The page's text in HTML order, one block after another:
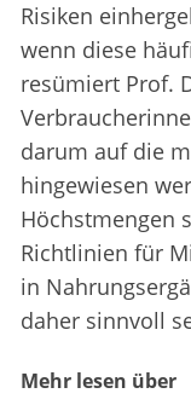
Risiken
wenn diese
resümiert Prof.
darum auf die
hingewiesen
Höchstmengen
Richtlinien für
in
daher sinnvoll
Mehr lesen über